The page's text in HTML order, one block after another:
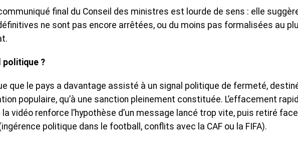
final du Conseil des ministres est lourde de sens : elle
ne sont pas encore arrêtées, ou du moins pas formalisées au
politique ?
que le pays a davantage assisté à un signal politique de fermeté,
populaire, qu’à une sanction pleinement constituée. L’effacement
vidéo renforce l’hypothèse d’un message lancé trop vite, puis retiré
politique dans le football, conflits avec la CAF ou la FIFA).